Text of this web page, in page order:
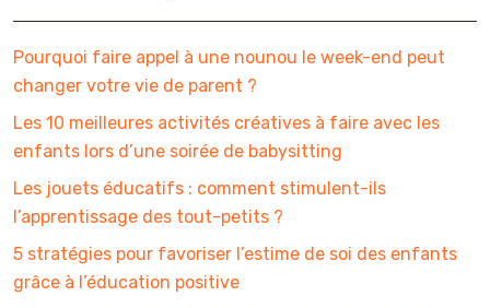
Pourquoi faire appel à une nounou le week-end peut
changer votre vie de parent ?
Les 10 meilleures activités créatives à faire avec les
enfants lors d’une soirée de babysitting
Les jouets éducatifs : comment stimulent-ils
l’apprentissage des tout-petits ?
5 stratégies pour favoriser l’estime de soi des enfants
grâce à l’éducation positive